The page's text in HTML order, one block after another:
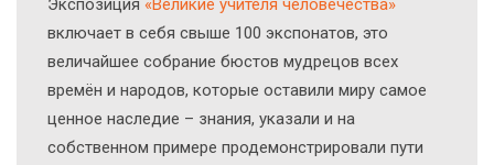
Экcпозиция «Великие учителя человечества»
включает в себя свыше 100 экспонатов, это
величайшее собрание бюстов мудрецов всех
времён и народов, которые оставили миру самое
ценное наследие – знания, указали и на
собственном примере продемонстрировали пути